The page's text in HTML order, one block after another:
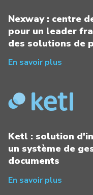
Nexway : centre
pour un leader
des solutions de
En savoir plus
Ketl : solution
un système de
documents
En savoir plus